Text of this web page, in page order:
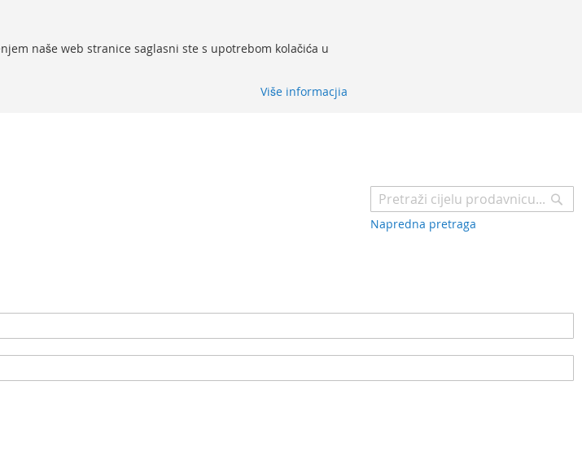
naše web stranice saglasni ste s upotrebom kolačića u
Više informacjia
Napredna pretraga